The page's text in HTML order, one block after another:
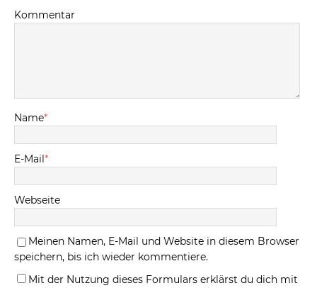
Kommentar
Name*
E-Mail*
Webseite
Meinen Namen, E-Mail und Website in diesem Browser
speichern, bis ich wieder kommentiere.
Mit der Nutzung dieses Formulars erklärst du dich mit